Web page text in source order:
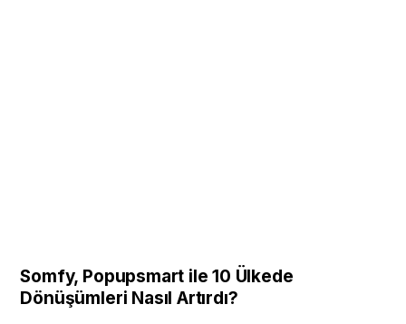
Somfy, Popupsmart ile 10 Ülkede
Dönüşümleri Nasıl Artırdı?